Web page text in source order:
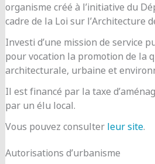
organisme créé à l’initiative du
cadre de la Loi sur l’Architecture
Investi d’une mission de service
pour vocation la promotion de la
architecturale, urbaine et
Il est financé par la taxe
par un élu local.
Vous pouvez consulter leur site.
Autorisations d’urbanisme